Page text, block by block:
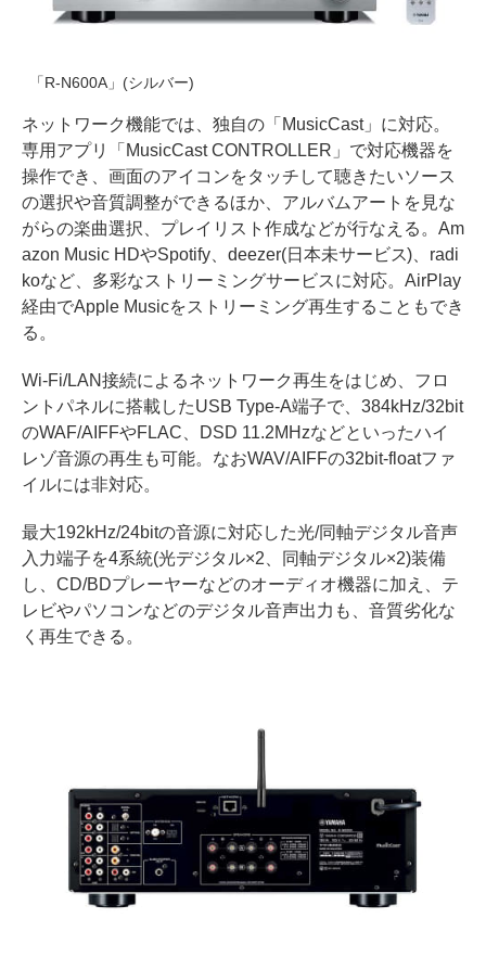
「R-N600A」(シルバー)
ネットワーク機能では、独自の「MusicCast」に対応。
専用アプリ「MusicCast CONTROLLER」で対応機器を
操作でき、画面のアイコンをタッチして聴きたいソース
の選択や音質調整ができるほか、アルバムアートを見な
がらの楽曲選択、プレイリスト作成などが行なえる。Am
azon Music HDやSpotify、deezer(日本未サービス)、radi
koなど、多彩なストリーミングサービスに対応。AirPlay
経由でApple Musicをストリーミング再生することもでき
る。
Wi-Fi/LAN接続によるネットワーク再生をはじめ、フロ
ントパネルに搭載したUSB Type-A端子で、384kHz/32bit
のWAF/AIFFやFLAC、DSD 11.2MHzなどといったハイ
レゾ音源の再生も可能。なおWAV/AIFFの32bit-floatファ
イルには非対応。
最大192kHz/24bitの音源に対応した光/同軸デジタル音声
入力端子を4系統(光デジタル×2、同軸デジタル×2)装備
し、CD/BDプレーヤーなどのオーディオ機器に加え、テ
レビやパソコンなどのデジタル音声出力も、音質劣化な
く再生できる。